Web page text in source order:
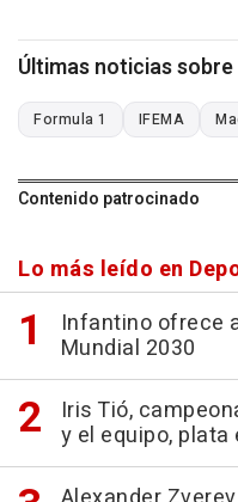
Últimas noticias
Formula 1 IFEMA
Contenido patrocinado
Lo más leído en
Infantino ofrece
Mundial 2030
Iris Tió,
y el equipo,